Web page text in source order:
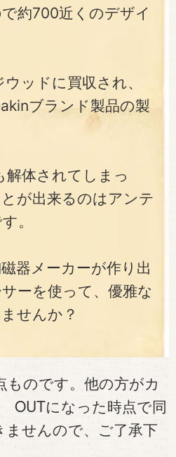
約700近くのデザイ
ッドに買収され、
ブランド製品の製
体されてしまっ
が出来るのはアンテ
。
器メーカーが作り出
ーを使って、優雅な
せんか？
のです。他の方がカ
OUTになった時点で同
ませんので、ご了承下